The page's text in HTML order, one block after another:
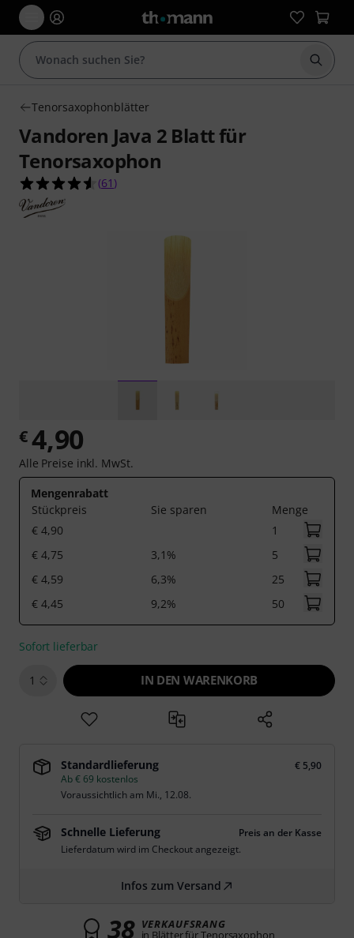
Suche
Tenorsaxophonblätter
Vandoren Java 2 Blatt für
Tenorsaxophon
4.6 von 5 Sternen aus 61 Kundenbewertungen
(61 )
€4,90
Alle Preise inkl. MwSt.
Mengenrabatt
Stückpreis
Sie sparen
Menge
€ 4,90
1
€ 4,75
3,1%
5
€ 4,59
6,3%
25
€ 4,45
9,2% 50
Sofort lieferbar
1 IN DEN WARENKORB
Standardlieferung
€ 5,90
Ab € 69 kostenlos
Voraussichtlich am Mi., 12.08.
Schnelle Lieferung
Preis an der Kasse
Lieferdatum wird im Checkout angezeigt.
Infos zum Versand
38 VERKAUFSRANG
in Blätter für Tenorsaxophon